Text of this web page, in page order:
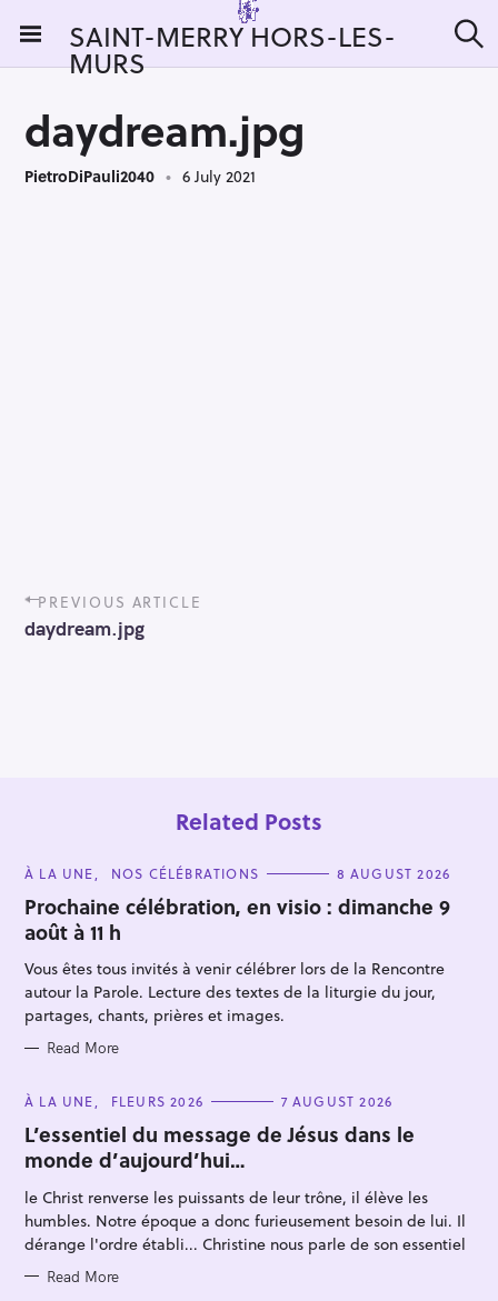
i
SAINT-MERRY HORS-LES-
MURS e
daydream.jpg
PietroDiPauli2040 6 July 2021
P
o
s
o
n
PREVIOUS ARTICLE
daydream.jpg
Related Posts
C
T
E
G
O
R
I
E
S
À LA UNE NOS CÉLÉBRATIONS 8 AUGUST 2026
Prochaine célébration, en visio : dimanche 9
août à 11 h
Vous êtes tous invités à venir célébrer lors de la Rencontre
autour la Parole. Lecture des textes de la liturgie du jour,
partages, chants, prières et images.
Read More
C
T
E
G
O
R
I
E
S
À LA UNE FLEURS 2026 7 AUGUST 2026
L’essentiel du message de Jésus dans le
monde d’aujourd’hui…
le Christ renverse les puissants de leur trône, il élève les
humbles. Notre époque a donc furieusement besoin de lui. Il
dérange l'ordre établi... Christine nous parle de son essentiel
Read More
S
e
a
r
c
h